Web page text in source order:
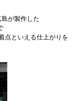
が製作した
点といえる仕上がりを